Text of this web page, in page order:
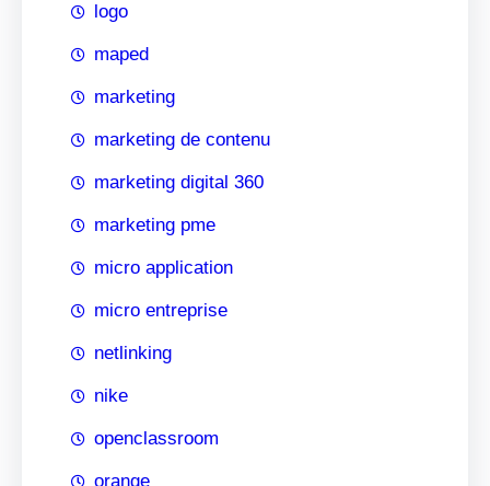
logo
maped
marketing
marketing de contenu
marketing digital 360
marketing pme
micro application
micro entreprise
netlinking
nike
openclassroom
orange